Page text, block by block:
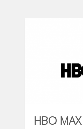
HBO MAX